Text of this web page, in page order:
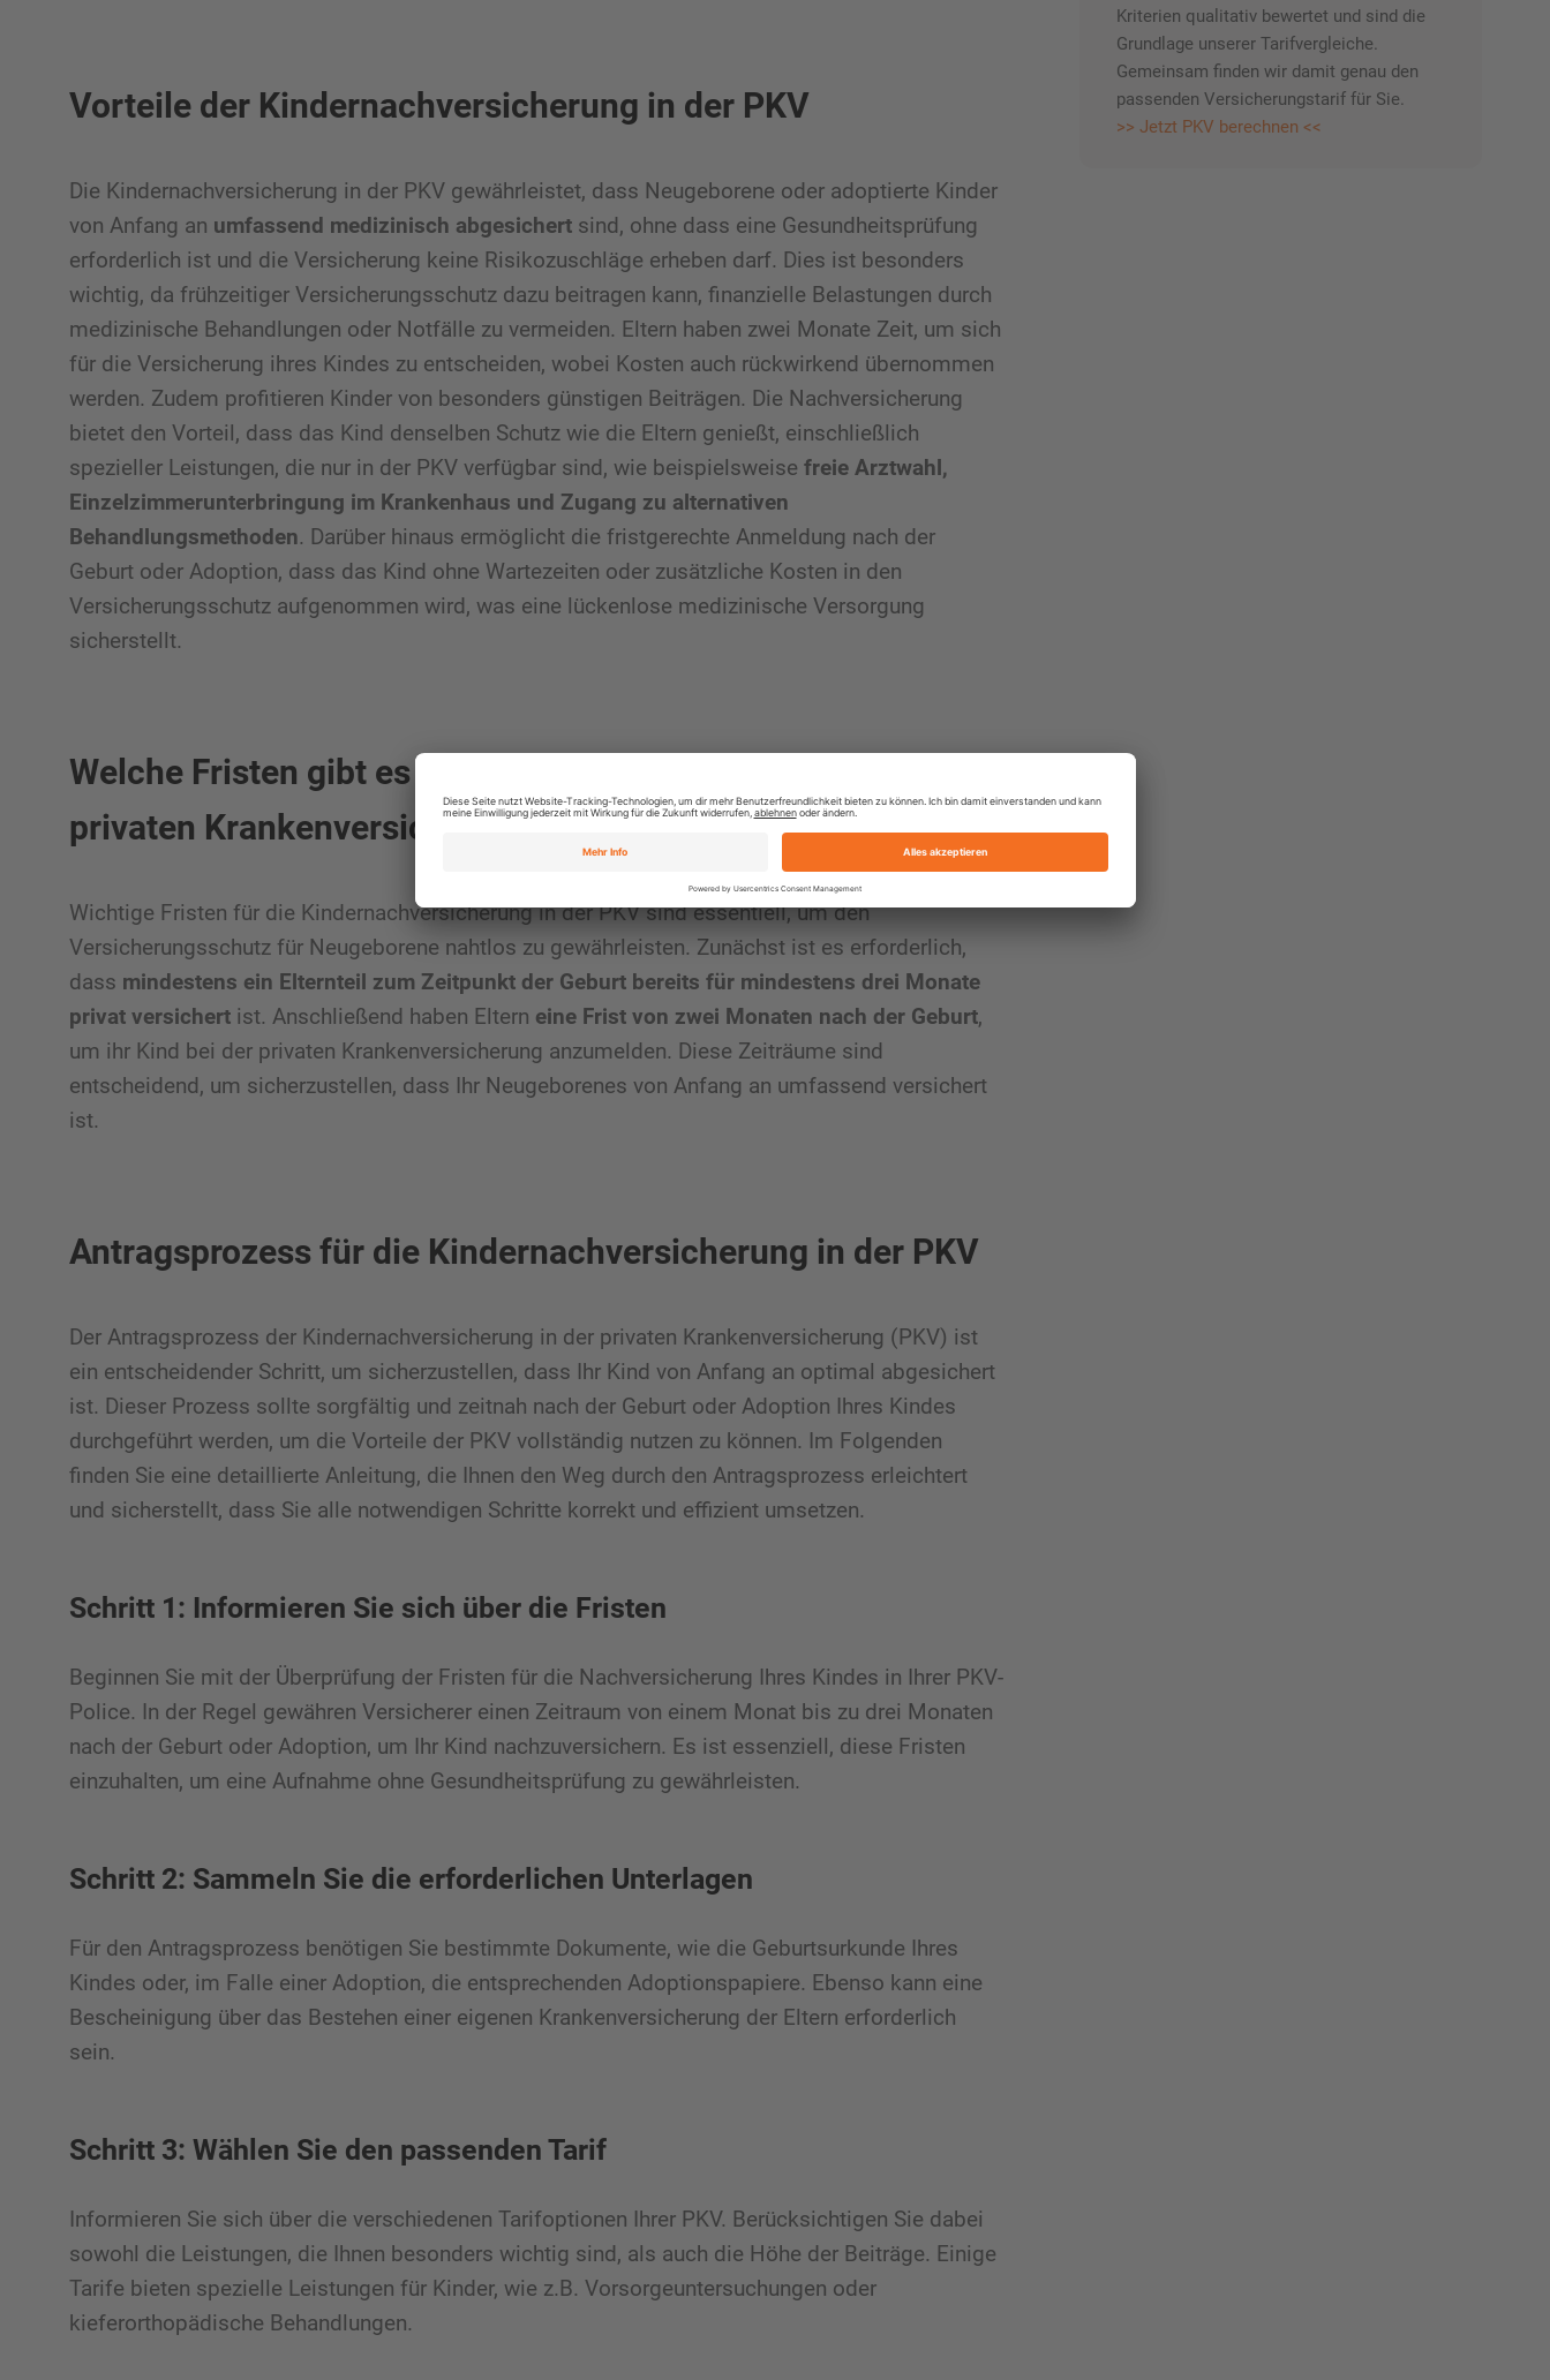
Kriterien qualitativ bewertet und sind die
Grundlage unserer Tarifvergleiche.
Gemeinsam finden wir damit genau den
passenden Versicherungstarif für Sie.
>> Jetzt PKV berechnen <<
Vorteile der Kindernachversicherung in der PKV
Die Kindernachversicherung in der PKV gewährleistet, dass Neugeborene oder adoptierte Kinder
von Anfang an umfassend medizinisch abgesichertsind, ohne dass eine Gesundheitsprüfung
erforderlich ist und die Versicherung keine Risikozuschläge erheben darf. Dies ist besonders
wichtig, da frühzeitiger Versicherungsschutz dazu beitragen kann, finanzielle Belastungen durch
medizinische Behandlungen oder Notfälle zu vermeiden. Eltern haben zwei Monate Zeit, um sich
für die Versicherung ihres Kindes zu entscheiden, wobei Kosten auch rückwirkend übernommen
werden. Zudem profitieren Kinder von besonders günstigen Beiträgen. Die Nachversicherung
bietet den Vorteil, dass das Kind denselben Schutz wie die Eltern genießt, einschließlich
spezieller Leistungen, die nur in der PKV verfügbar sind, wie beispielsweise freie Arztwahl,
Einzelzimmerunterbringung im Krankenhaus und Zugang zu alternativen
Behandlungsmethoden. Darüber hinaus ermöglicht die fristgerechte Anmeldung nach der
Geburt oder Adoption, dass das Kind ohne Wartezeiten oder zusätzliche Kosten in den
Versicherungsschutz aufgenommen wird, was eine lückenlose medizinische Versorgung
sicherstellt.
Welche Fristen gibt es für die Kindernachversicherung in der
privaten Krankenversicherung?
Wichtige Fristen für die Kindernachversicherung in der PKV sind essentiell, um den
Versicherungsschutz für Neugeborene nahtlos zu gewährleisten. Zunächst ist es erforderlich,
dass mindestens ein Elternteil zum Zeitpunkt der Geburt bereits für mindestens drei Monate
privat versichertist. Anschließend haben Eltern eine Frist von zwei Monaten nach der Geburt,
um ihr Kind bei der privaten Krankenversicherung anzumelden. Diese Zeiträume sind
entscheidend, um sicherzustellen, dass Ihr Neugeborenes von Anfang an umfassend versichert
ist.
Antragsprozess für die Kindernachversicherung in der PKV
Der Antragsprozess der Kindernachversicherung in der privaten Krankenversicherung (PKV) ist
ein entscheidender Schritt, um sicherzustellen, dass Ihr Kind von Anfang an optimal abgesichert
ist. Dieser Prozess sollte sorgfältig und zeitnah nach der Geburt oder Adoption Ihres Kindes
durchgeführt werden, um die Vorteile der PKV vollständig nutzen zu können. Im Folgenden
finden Sie eine detaillierte Anleitung, die Ihnen den Weg durch den Antragsprozess erleichtert
und sicherstellt, dass Sie alle notwendigen Schritte korrekt und effizient umsetzen.
Schritt 1: Informieren Sie sich über die Fristen
Beginnen Sie mit der Überprüfung der Fristen für die Nachversicherung Ihres Kindes in Ihrer PKV-
Police. In der Regel gewähren Versicherer einen Zeitraum von einem Monat bis zu drei Monaten
nach der Geburt oder Adoption, um Ihr Kind nachzuversichern. Es ist essenziell, diese Fristen
einzuhalten, um eine Aufnahme ohne Gesundheitsprüfung zu gewährleisten.
Schritt 2: Sammeln Sie die erforderlichen Unterlagen
Für den Antragsprozess benötigen Sie bestimmte Dokumente, wie die Geburtsurkunde Ihres
Kindes oder, im Falle einer Adoption, die entsprechenden Adoptionspapiere. Ebenso kann eine
Bescheinigung über das Bestehen einer eigenen Krankenversicherung der Eltern erforderlich
sein.
Schritt 3: Wählen Sie den passenden Tarif
Informieren Sie sich über die verschiedenen Tarifoptionen Ihrer PKV. Berücksichtigen Sie dabei
sowohl die Leistungen, die Ihnen besonders wichtig sind, als auch die Höhe der Beiträge. Einige
Tarife bieten spezielle Leistungen für Kinder, wie z.B. Vorsorgeuntersuchungen oder
kieferorthopädische Behandlungen.